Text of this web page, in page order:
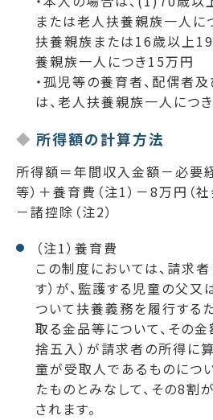
または老人扶養親族一人に
扶養親族または16歳以上
養親族一人につき15万円
・孤児等の養育者、配偶者
は、老人扶養親族一人につ
所得額の計算方法
所得額＝年間収入金額－必要
等）＋養育費（注1）－8万円（
－諸控除（注2）
（注1）養育費
この制度においては、請求
す）が、監護する児童の父又
ついて扶養義務を履行する
取る金品等について、その
捨五入）が請求者の所得に算
童が受取人であるものにつ
たものとみなして、その8割
されます。